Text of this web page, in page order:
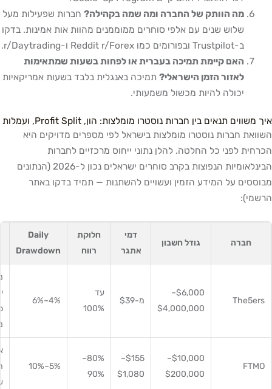
מה הוותק של החברה ומה שמה בקהילה? חברות שפעילות מעל
שלוש שנים עם אלפי סוחרים ממוממנים מהוות אות אמינות. בדקו
ב-Trustpilot ובפורומים כמו Reddit r/Forex ו-r/Daytrading.
האם קיימת תמיכה בעברית או לפחות בשעות שמתאימות
לאזור הזמן הישראלי? תמיכה באנגלית בלבד בשעות אמריקאיות
יכולה להיות מכשול משמעותי.
איך משווים תנאים בין חברות נוסטרו מומלצות: הון, Profit Split, ועמלות
השוואת חברות נוסטרו מומלצות בישראל לפי מספרים מדויקים היא
הכרחית לפני כל החלטה. להלן נתוני ייחוס מרכזיים לחברות
הבינלאומיות הנפוצות בקרב סוחרים ישראלים נכון ל-2026 (הנתונים
מבוססים על המידע הזמין ועשויים להשתנות — תמיד בדקו באתר
הרשמי):
חברה גודל חשבון
דמי
אתגר
חלוקת
רווח
Daily
Drawdown
The5ers
$6,000–
$4,000,000
מ-$39
עד
100%
4%–6%
FTMO
$10,000–
$200,000
$155–
$1,080
80%–
90%
5%–10%